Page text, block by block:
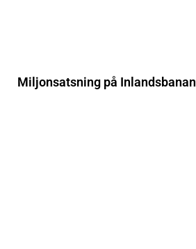
Miljonsatsning på Inlandsbanan